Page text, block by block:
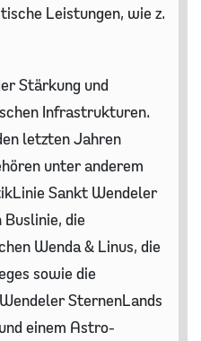
Leistungen, wie z.
Stärkung und
Infrastrukturen.
letzten Jahren
unter anderem
Sankt Wendeler
die
Wenda & Linus, die
sowie die
SternenLands
einem Astro-